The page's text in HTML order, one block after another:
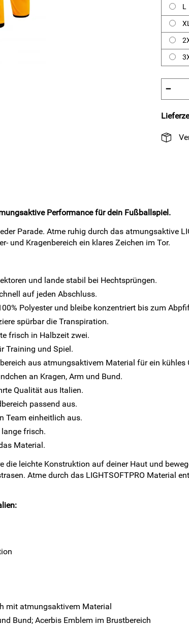
L
−
Performance für dein Fußballspiel.
Parade. Atme ruhig durch das atmungsaktive
und Kragenbereich ein klares Zeichen im Tor.
und lande stabil bei Hechtsprüngen.
auf jeden Abschluss.
Polyester und bleibe konzentriert bis zum
spürbar die Transpiration.
frisch in Halbzeit zwei.
Training und Spiel.
aus atmungsaktivem Material für ein kühles
an Kragen, Arm und Bund.
Qualität aus Italien.
passend aus.
Team einheitlich aus.
frisch.
Material.
leichte Konstruktion auf deiner Haut und
Atme durch das LIGHTSOFTPRO Material
mit atmungsaktivem Material
Bund; Acerbis Emblem im Brustbereich